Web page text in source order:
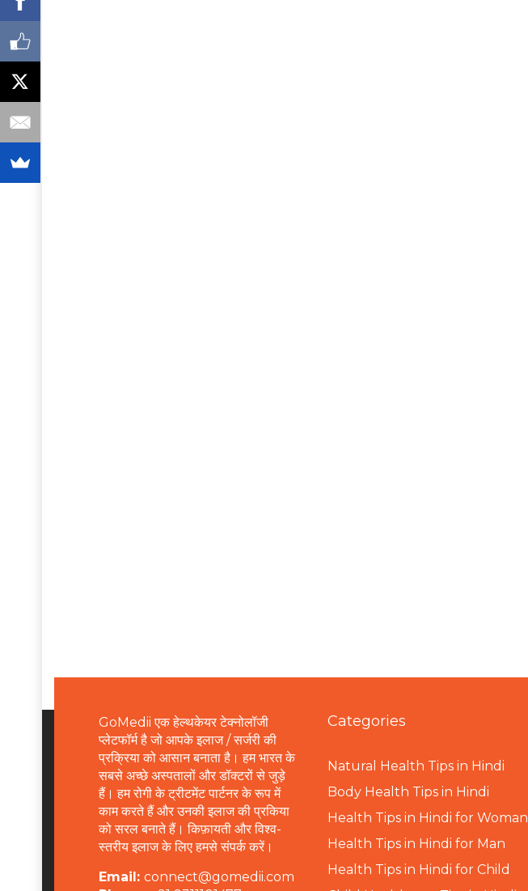
GoMedii एक हेल्थकेयर टेक्नोलॉजी
प्लेटफॉर्म है जो आपके इलाज / सर्जरी की
प्रक्रिया को आसान बनाता है। हम भारत के
सबसे अच्छे अस्पतालों और डॉक्टरों से जुड़े
हैं। हम रोगी के ट्रीटमेंट पार्टनर के रूप में
काम करते हैं और उनकी इलाज की प्रकिया
को सरल बनाते हैं। किफ़ायती और विश्व-
स्तरीय इलाज के लिए हमसे संपर्क करें।
Email: connect@gomedii.com
Categories
Natural Health Tips in Hindi
Body Health Tips in Hindi
Health Tips in Hindi for Woman
Health Tips in Hindi for Man
Health Tips in Hindi for Child